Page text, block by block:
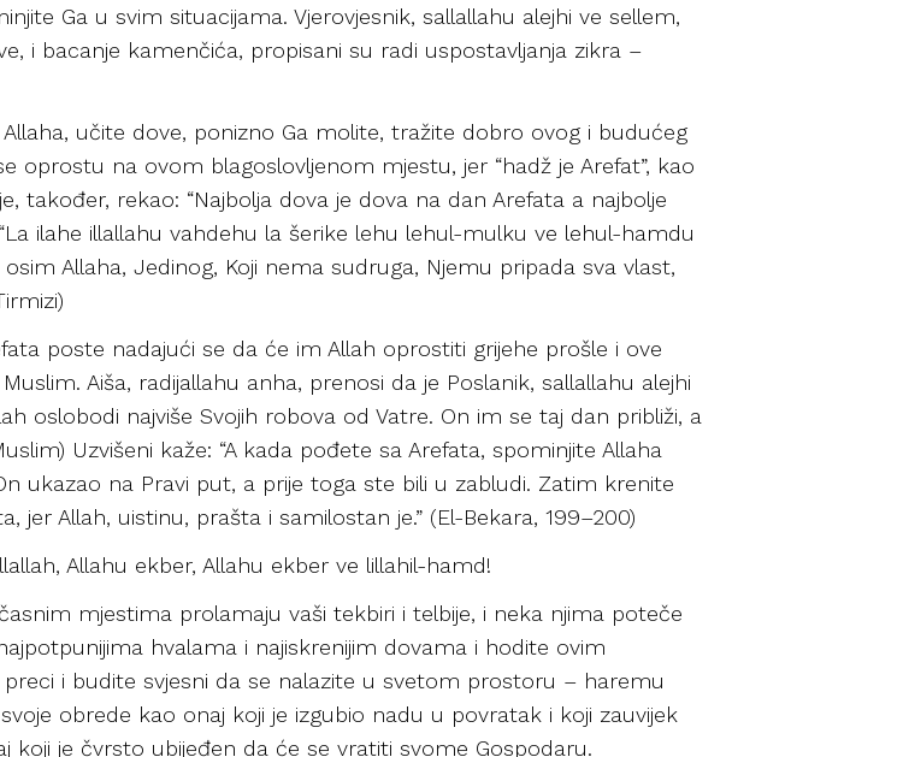
Ga u svim situacijama. Vjerovjesnik, sallallahu alejhi ve sellem,
i bacanje kamenčića, propisani su radi uspostavljanja zikra –
učite dove, ponizno Ga molite, tražite dobro ovog i budućeg
oprostu na ovom blagoslovljenom mjestu, jer “hadž je Arefat”, kao
također, rekao: “Najbolja dova je dova na dan Arefata a najbolje
ilahe illallahu vahdehu la šerike lehu lehul-mulku ve lehul-hamdu
Allaha, Jedinog, Koji nema sudruga, Njemu pripada sva vlast,
poste nadajući se da će im Allah oprostiti grijehe prošle i ove
Aiša, radijallahu anha, prenosi da je Poslanik, sallallahu alejhi
oslobodi najviše Svojih robova od Vatre. On im se taj dan približi, a
Uzvišeni kaže: “A kada pođete sa Arefata, spominjite Allaha
ukazao na Pravi put, a prije toga ste bili u zabludi. Zatim krenite
Allah, uistinu, prašta i samilostan je.” (El-Bekara, 199–200)
Allahu ekber, Allahu ekber ve lillahil-hamd!
mjestima prolamaju vaši tekbiri i telbije, i neka njima poteče
hvalama i najiskrenijim dovama i hodite ovim
i budite svjesni da se nalazite u svetom prostoru – haremu
obrede kao onaj koji je izgubio nadu u povratak i koji zauvijek
koji je čvrsto ubijeđen da će se vratiti svome Gospodaru.